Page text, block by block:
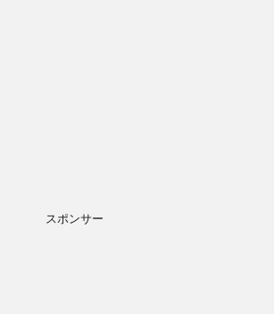
スポンサー